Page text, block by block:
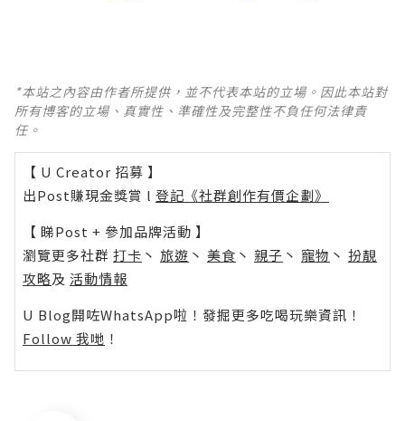
*本站之內容由作者所提供，並不代表本站的立場。因此本站對
所有博客的立場、真實性、準確性及完整性不負任何法律責
任。
【 U Creator 招募 】
出Post賺現金獎賞 l 登記《社群創作有價企劃》
【 睇Post + 參加品牌活動 】
瀏覽更多社群 打卡 丶 旅遊 丶 美食 丶 親子 丶 寵物 丶 扮靚
攻略及 活動情報
U Blog開咗WhatsApp啦！發掘更多吃喝玩樂資訊！
Follow 我哋 ！